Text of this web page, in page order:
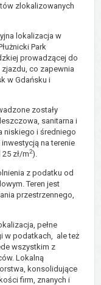
zlokalizowanych
lokalizacja w
Park
prowadzącej do
co zapewnia
w Gdańsku i
zostały
sanitarna i
niskiego i średniego
na terenie
zł/m2).
z podatku od
Teren jest
przestrzennego,
pełne
w podatkach, ale też
wszystkim z
Lokalną
konsolidujące
firm, znanych i